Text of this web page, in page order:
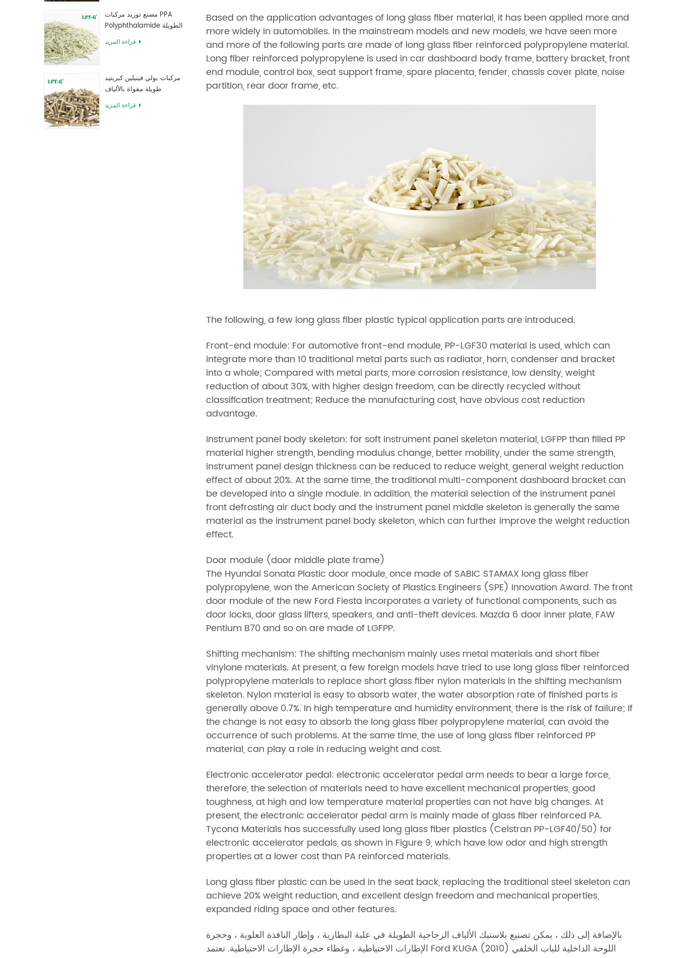
مصنع توريد مركبات PPA
Polyphthalamide الطويلة
المقواة بالألياف الزجاجية
قراءة المزيد
مركبات بولي فينيلين كبريتيد
طويلة مقواة بالألياف
الزجاجية
قراءة المزيد
Based on the application advantages of long glass fiber material, it has been applied more and
more widely in automobiles. In the mainstream models and new models, we have seen more
and more of the following parts are made of long glass fiber reinforced polypropylene material.
Long fiber reinforced polypropylene is used in car dashboard body frame, battery bracket, front
end module, control box, seat support frame, spare placenta, fender, chassis cover plate, noise
partition, rear door frame, etc.
The following, a few long glass fiber plastic typical application parts are introduced.
Front-end module: For automotive front-end module, PP-LGF30 material is used, which can
integrate more than 10 traditional metal parts such as radiator, horn, condenser and bracket
into a whole; Compared with metal parts, more corrosion resistance, low density, weight
reduction of about 30%, with higher design freedom, can be directly recycled without
classification treatment; Reduce the manufacturing cost, have obvious cost reduction
advantage.
Instrument panel body skeleton: for soft instrument panel skeleton material, LGFPP than filled PP
material higher strength, bending modulus change, better mobility, under the same strength,
instrument panel design thickness can be reduced to reduce weight, general weight reduction
effect of about 20%. At the same time, the traditional multi-component dashboard bracket can
be developed into a single module. In addition, the material selection of the instrument panel
front defrosting air duct body and the instrument panel middle skeleton is generally the same
material as the instrument panel body skeleton, which can further improve the weight reduction
effect.
Door module (door middle plate frame)
The Hyundai Sonata Plastic door module, once made of SABIC STAMAX long glass fiber
polypropylene, won the American Society of Plastics Engineers (SPE) Innovation Award. The front
door module of the new Ford Fiesta incorporates a variety of functional components, such as
door locks, door glass lifters, speakers, and anti-theft devices. Mazda 6 door inner plate, FAW
Pentium B70 and so on are made of LGFPP.
Shifting mechanism: The shifting mechanism mainly uses metal materials and short fiber
vinylone materials. At present, a few foreign models have tried to use long glass fiber reinforced
polypropylene materials to replace short glass fiber nylon materials in the shifting mechanism
skeleton. Nylon material is easy to absorb water, the water absorption rate of finished parts is
generally above 0.7%. In high temperature and humidity environment, there is the risk of failure; If
the change is not easy to absorb the long glass fiber polypropylene material, can avoid the
occurrence of such problems. At the same time, the use of long glass fiber reinforced PP
material, can play a role in reducing weight and cost.
Electronic accelerator pedal: electronic accelerator pedal arm needs to bear a large force,
therefore, the selection of materials need to have excellent mechanical properties, good
toughness, at high and low temperature material properties can not have big changes. At
present, the electronic accelerator pedal arm is mainly made of glass fiber reinforced PA.
Tycona Materials has successfully used long glass fiber plastics (Celstran PP-LGF40/50) for
electronic accelerator pedals, as shown in Figure 9, which have low odor and high strength
properties at a lower cost than PA reinforced materials.
Long glass fiber plastic can be used in the seat back, replacing the traditional steel skeleton can
achieve 20% weight reduction, and excellent design freedom and mechanical properties,
expanded riding space and other features.
بالإضافة إلى ذلك ، يمكن تصنيع بلاستيك الألياف الزجاجية الطويلة في علبة البطارية ، وإطار النافذة العلوية ، وحجرة
الإطارات الاحتياطية ، وغطاء حجرة الإطارات الاحتياطية. تعتمد Ford KUGA (2010) اللوحة الداخلية للباب الخلفي